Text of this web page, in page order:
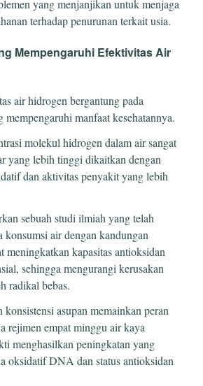
yang menjanjikan untuk menjaga
terhadap penurunan terkait usia.
Mempengaruhi Efektivitas Air
air hidrogen bergantung pada
mempengaruhi manfaat kesehatannya.
molekul hidrogen dalam air sangat
yang lebih tinggi dikaitkan dengan
dan aktivitas penyakit yang lebih
sebuah studi ilmiah yang telah
air dengan kandungan
meningkatkan kapasitas antioksidan
sehingga mengurangi kerusakan
radikal bebas.
asupan memainkan peran
rejimen empat minggu air kaya
menghasilkan peningkatan yang
oksidatif DNA dan status antioksidan